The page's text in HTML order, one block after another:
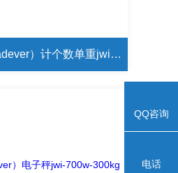
夏门钰恒（jadever）计个数单重jwi-700c/30kg三色报警电子秤
QQ咨询
电话